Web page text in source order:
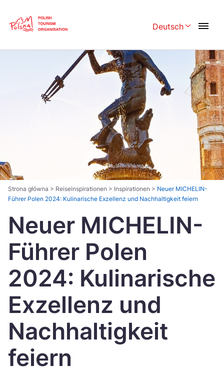
Deutsch
English
中国
Deutsch
Français
Magyar
Nederlands 日本語
Português Norsk
Україна
Zamknij
Strona główna > Reiseinspirationen > Inspirationen > Neuer MICHELIN-
Führer Polen 2024: Kulinarische Exzellenz und Nachhaltigkeit feiern
Neuer MICHELIN-
Führer Polen
2024: Kulinarische
Exzellenz und
Nachhaltigkeit
feiern